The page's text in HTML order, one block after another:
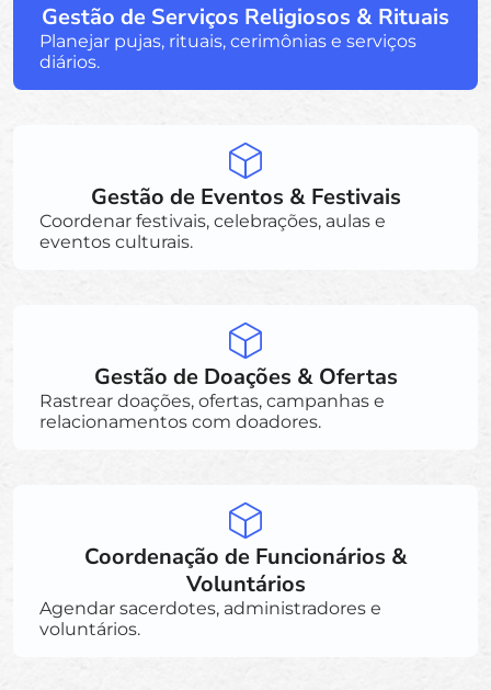
Gestão de Serviços Religiosos & Rituais
Planejar pujas, rituais, cerimônias e serviços
diários.
Gestão de Eventos & Festivais
Coordenar festivais, celebrações, aulas e
eventos culturais.
Gestão de Doações & Ofertas
Rastrear doações, ofertas, campanhas e
relacionamentos com doadores.
Coordenação de Funcionários &
Voluntários
Agendar sacerdotes, administradores e
voluntários.